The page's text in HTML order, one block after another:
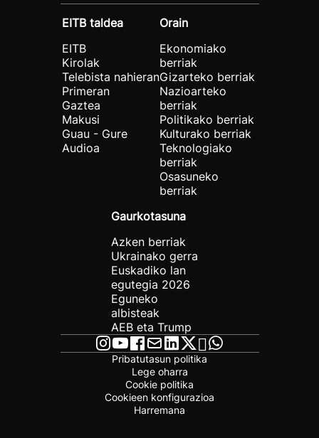
EITB taldea
EITB
Kirolak
Telebista nahieran
Primeran
Gaztea
Makusi
Guau - Gure
Audioa
Orain
Ekonomiako
berriak
Gizarteko berriak
Nazioarteko
berriak
Politikako berriak
Kulturako berriak
Teknologiako
berriak
Osasuneko
berriak
Gaurkotasuna
Azken berriak
Ukrainako gerra
Euskadiko lan
egutegia 2026
Eguneko
albisteak
AEB eta Trump
Pribatutasun politika
Lege oharra
Cookie politika
Cookieen konfigurazioa
Harremana